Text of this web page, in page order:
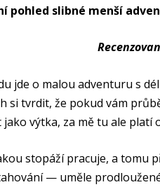
pohled slibné menší
jde o malou adventuru s
si tvrdit, že pokud vám
výtka, za mě tu ale platí
stopáží pracuje, a
— uměle